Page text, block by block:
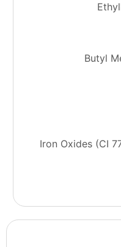
Butyl
Iron Oxides (CI